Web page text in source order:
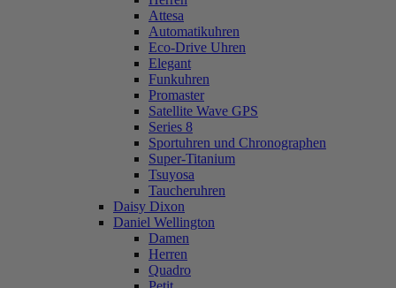
Attesa
Automatikuhren
Eco-Drive Uhren
Elegant
Funkuhren
Promaster
Satellite Wave GPS
Series 8
Sportuhren und Chronographen
Super-Titanium
Tsuyosa
Taucheruhren
Daisy Dixon
Daniel Wellington
Damen
Herren
Quadro